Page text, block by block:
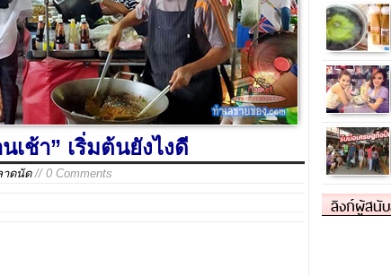
ช้า” เริ่มต้นยังไงดี
าดนัด// 0 Comments
ลิงก์ผู้สนั